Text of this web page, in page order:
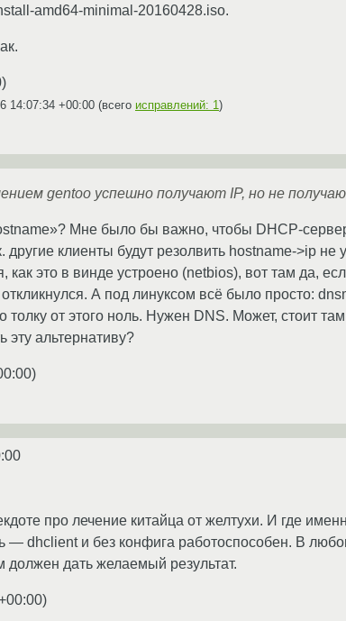
amd64-minimal-20160428.iso.
)
14:07:34 +00:00 (всего исправлений: 1 )
gentoo успешно получают IP, но не
Мне было бы важно, чтобы DHCP-
клиенты будут резолвить hostname->ip не
это в винде устроено (netbios), вот там да,
А под линуксом всё было просто:
толку от этого ноль. Нужен DNS. Может, стоит
альтернативу?
)
про лечение китайца от желтухи. И где
dhclient и без конфига работоспособен. В
должен дать желаемый результат.
)